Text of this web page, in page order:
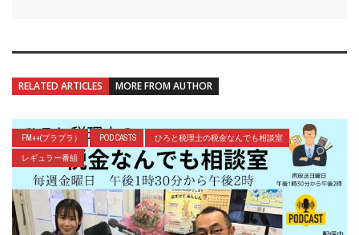
RELATED ARTICLES MORE FROM AUTHOR
FM++(プラプラ） POD CASTS
ひろと税理士の税金なんでも相談室
レギュラー番組